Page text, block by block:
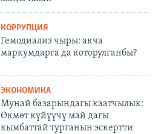
КОРРУПЦИЯ
Гемодиализ чыры: акча
маркумдарга да которулганбы?
ЭКОНОМИКА
Мунай базарындагы каатчылык:
Өкмөт күйүүчү май дагы
кымбаттай турганын эскертти